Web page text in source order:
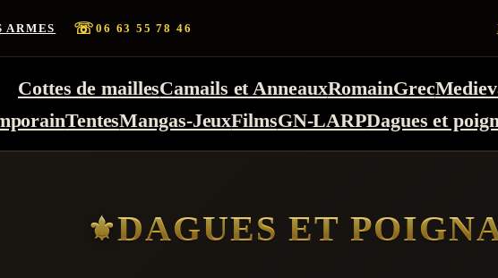
ARMES ☏06 63 55 78 46
Cottes de maillesCamails et AnneauxRomainGrec
TentesMangas-JeuxFilmsGN-LARPDagues et
DAGUES ET